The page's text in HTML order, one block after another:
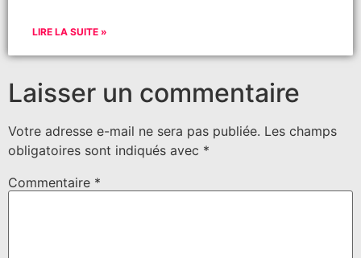
LIRE LA SUITE »
Laisser un commentaire
Votre adresse e-mail ne sera pas publiée. Les champs
obligatoires sont indiqués avec *
Commentaire *